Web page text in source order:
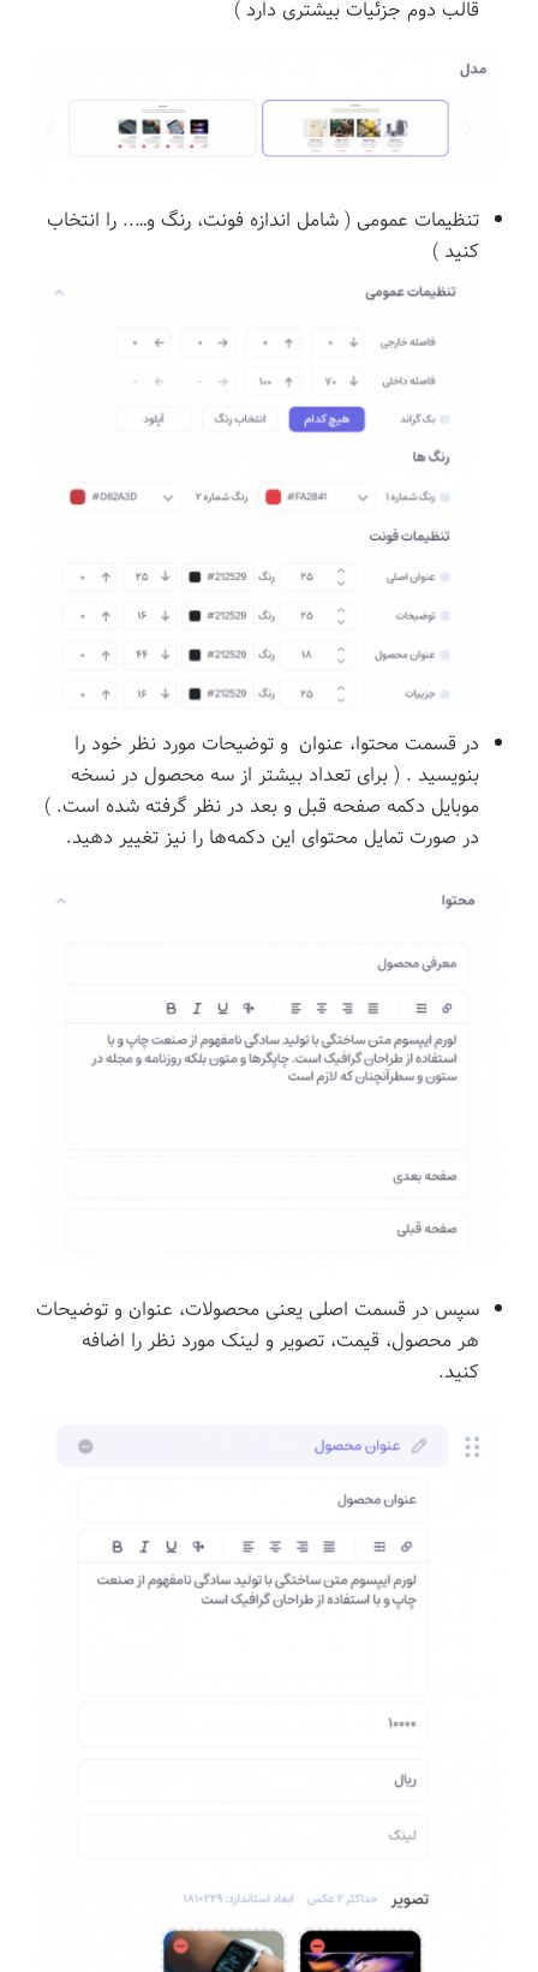
قالب دوم جزئیات بیشتری دارد )
تنظیمات عمومی ( شامل اندازه فونت، رنگ و….. را انتخاب
کنید )
در قسمت محتوا، عنوان و توضیحات مورد نظر خود را
بنویسید . ( برای تعداد بیشتر از سه محصول در نسخه
موبایل دکمه صفحه قبل و بعد در نظر گرفته شده است. )
در صورت تمایل محتوای این دکمه‌ها را نیز تغییر دهید.
سپس در قسمت اصلی یعنی محصولات، عنوان و توضیحات
هر محصول، قیمت، تصویر و لینک مورد نظر را اضافه
کنید.